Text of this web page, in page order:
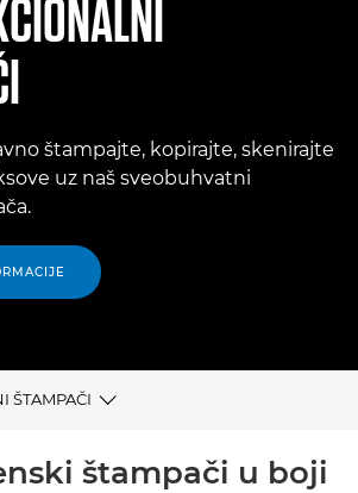
štampajte, kopirajte, skenirajte
uz naš sveobuhvatni
ŠTAMPAČI
U BOJIštampači u boji